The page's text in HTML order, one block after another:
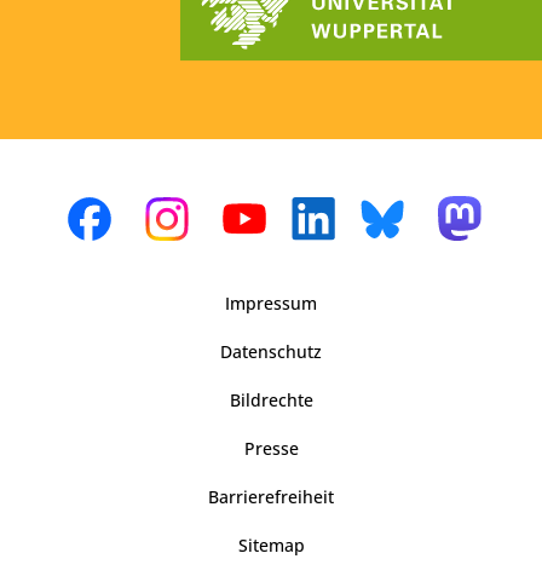
Impressum
Datenschutz
Bildrechte
Presse
Barrierefreiheit
Sitemap